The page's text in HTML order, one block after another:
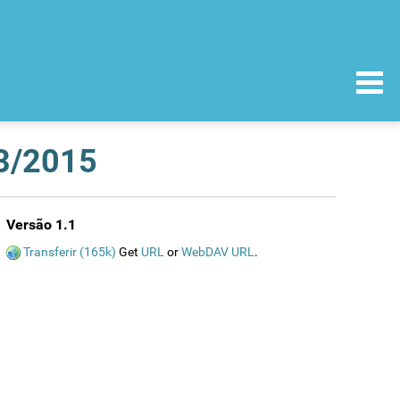
2015
Versão 1.1
Transferir (165k) Get URL orWebDAV URL .